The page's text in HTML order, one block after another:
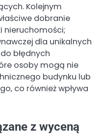
Kolejnym
dobranie
nieruchomości;
dla unikalnych
błędnych
osoby mogą nie
budynku lub
co również wpływa
z wyceną